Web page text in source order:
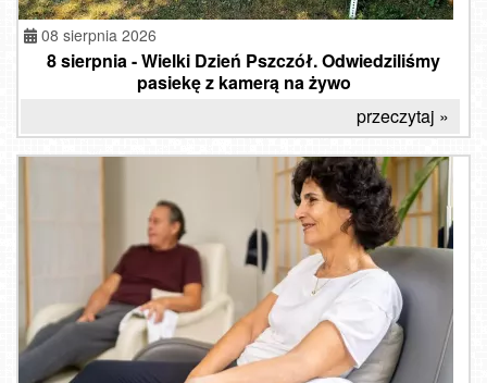
08 sierpnia 2026
8 sierpnia - Wielki Dzień Pszczół. Odwiedziliśmy
pasiekę z kamerą na żywo
przeczytaj »